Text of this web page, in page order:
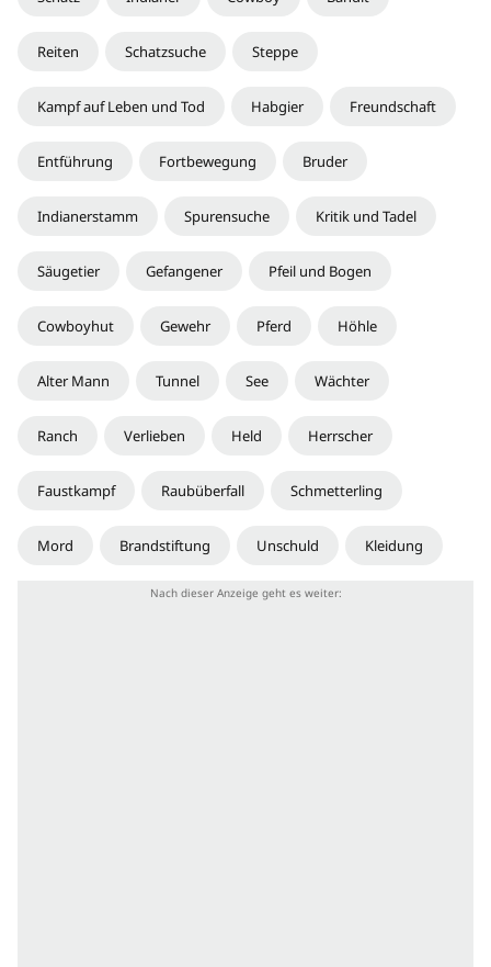
Reiten Schatzsuche Steppe
Kampf auf Leben und Tod Habgier Freundschaft
Entführung Fortbewegung Bruder
Indianerstamm Spurensuche Kritik und Tadel
Säugetier Gefangener Pfeil und Bogen
Cowboyhut Gewehr Pferd Höhle
Alter Mann Tunnel See Wächter
Ranch Verlieben Held Herrscher
Faustkampf Raubüberfall Schmetterling
Mord Brandstiftung Unschuld Kleidung